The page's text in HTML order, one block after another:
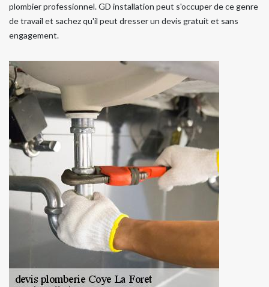
plombier professionnel. GD installation peut s'occuper de ce genre
de travail et sachez qu'il peut dresser un devis gratuit et sans
engagement.